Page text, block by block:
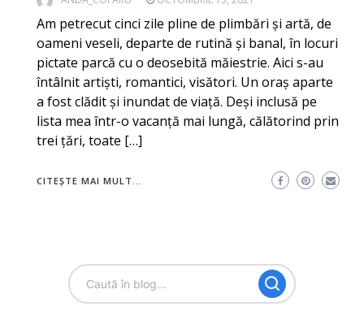
Am petrecut cinci zile pline de plimbări și artă, de
oameni veseli, departe de rutină și banal, în locuri
pictate parcă cu o deosebită măiestrie. Aici s-au
întâlnit artiști, romantici, visători. Un oraș aparte
a fost clădit și inundat de viață. Deși inclusă pe
lista mea într-o vacanță mai lungă, călătorind prin
trei țări, toate […]
CITEȘTE MAI MULT...